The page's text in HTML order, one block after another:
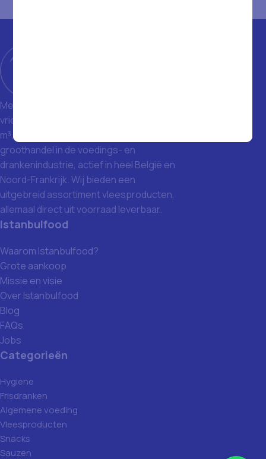
Met een magazijn van 1400 m² en
vriezers met een totale inhoud van 1500
m³, zijn we een toonaangevende
groothandel in de voedings- en
drankenindustrie, actief in heel België en
Noord-Frankrijk. Wij bieden een
uitgebreid assortiment vleesproducten,
allemaal direct uit voorraad leverbaar.
Istanbulfood
Waarom Istanbulfood?
Grote aankoop
Missie en visie
Over Istanbulfood
Blog
FAQs
Jobs
Categorieën
Hygiene
Frisdranken
Algemene voeding
Vleesproducten
Snacks
Sauzen